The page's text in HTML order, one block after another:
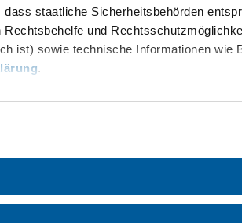
staatliche Sicherheitsbehörden
Rechtsbehelfe und
ist) sowie technische Informationen wie
.